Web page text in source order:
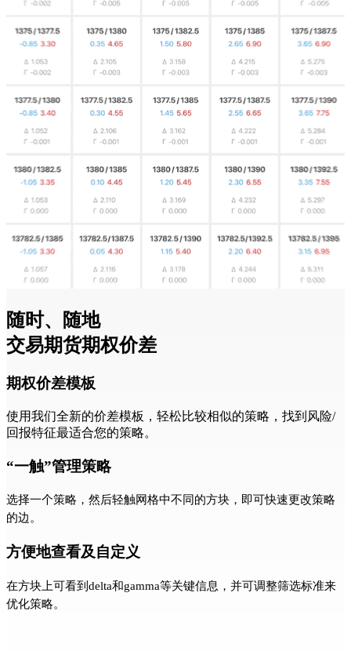
随时、随地
交易期货期权价差
期权价差模板
使用我们全新的价差模板，轻松比较相似的策略，找到风险/
回报特征最适合您的策略。
“一触”管理策略
选择一个策略，然后轻触网格中不同的方块，即可快速更改策略
的边。
方便地查看及自定义
在方块上可看到delta和gamma等关键信息，并可调整筛选标准来
优化策略。